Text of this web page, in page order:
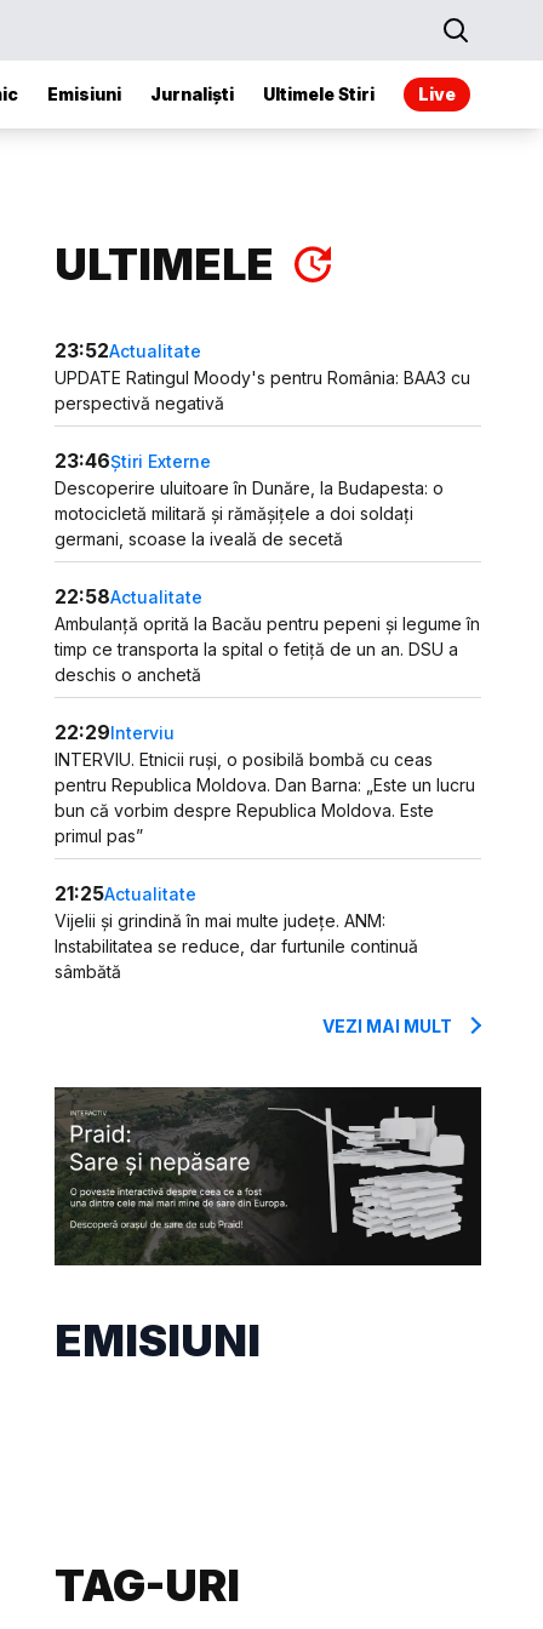
Emisiuni Jurnaliști Ultimele Stiri Live
ULTIMELE
23:52Actualitate
UPDATE Ratingul Moody's pentru România: BAA3 cu
perspectivă negativă
23:46Știri Externe
Descoperire uluitoare în Dunăre, la Budapesta: o
motocicletă militară și rămășițele a doi soldați
germani, scoase la iveală de secetă
22:58Actualitate
Ambulanță oprită la Bacău pentru pepeni și legume în
timp ce transporta la spital o fetiță de un an. DSU a
deschis o anchetă
22:29Interviu
INTERVIU. Etnicii ruși, o posibilă bombă cu ceas
pentru Republica Moldova. Dan Barna: „Este un lucru
bun că vorbim despre Republica Moldova. Este
primul pas”
21:25Actualitate
Vijelii și grindină în mai multe județe. ANM:
Instabilitatea se reduce, dar furtunile continuă
sâmbătă
VEZI MAI MULT
EMISIUNI
TAG-URI